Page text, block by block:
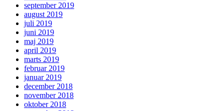
september 2019
august 2019
juli 2019
juni 2019
maj 2019
april 2019
marts 2019
februar 2019
januar 2019
december 2018
november 2018
oktober 2018